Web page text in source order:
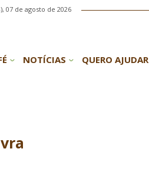
07 de agosto de 2026
NOTÍCIAS QUERO AJUDAR